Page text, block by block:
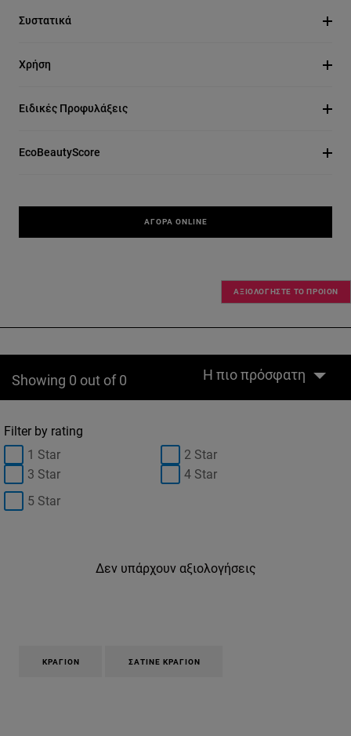
Συστατικά
Χρήση
Ειδικές Προφυλάξεις
EcoBeautyScore
ΑΓΟΡΆ ONLINE
ΑΞΙΟΛΟΓΗΣΤΕ ΤΟ ΠΡΟΙΟΝ
Showing 0 out of 0 Η πιο πρόσφατη
Filter by rating
1 Star
2 Star
3 Star
4 Star
5 Star
Δεν υπάρχουν αξιολογήσεις
ΚΡΑΓΙΌΝ ΣΑΤΙΝΈ ΚΡΑΓΙΌΝ